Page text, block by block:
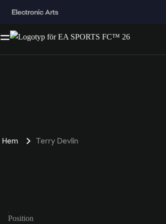
Hem Terry Devlin
Position